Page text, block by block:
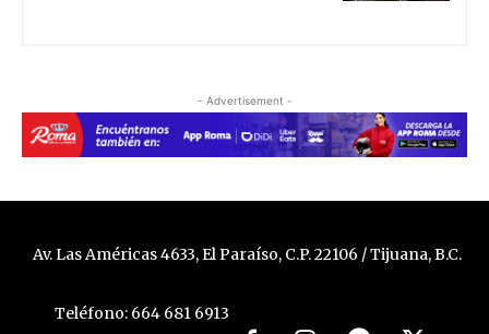
- Advertisement -
Av. Las Américas 4633, El Paraíso, C.P. 22106 / Tijuana, B.C.
Teléfono: 664 681 6913